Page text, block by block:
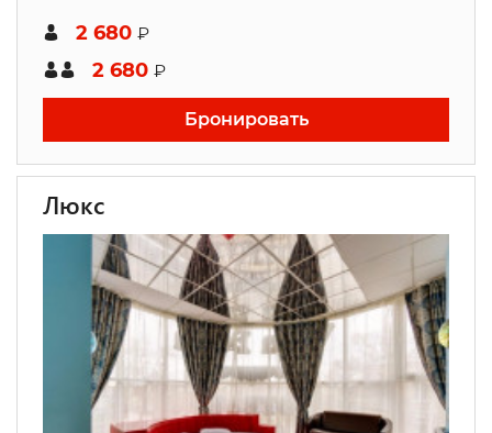
2 680 ₽
2 680 ₽
Бронировать
Люкс